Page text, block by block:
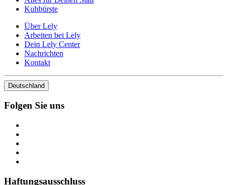
Kuhbürste
Über Lely
Arbeiten bei Lely
Dein Lely Center
Nachrichten
Kontakt
Deutschland
Folgen Sie uns
Haftungsausschluss